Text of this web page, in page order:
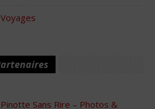
Voyages
Pinotte Sans Rire – Photos &